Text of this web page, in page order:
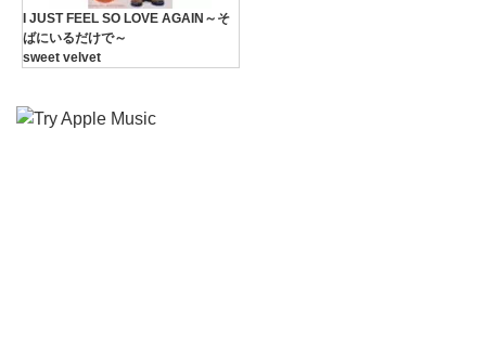
I JUST FEEL SO LOVE AGAIN～そ
ばにいるだけで～
sweet velvet